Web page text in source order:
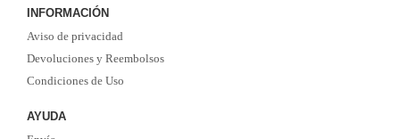
suficiente experiencia para satisfacer tus necesidades de
la seguridad de que elegirnos le brindará una experiencia de compra diferente.
INFORMACIÓN
Aviso de privacidad
Devoluciones y Reembolsos
Condiciones de Uso
AYUDA